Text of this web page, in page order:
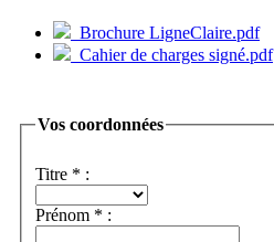
Brochure LigneClaire.pdf
Cahier de charges signé.pdf